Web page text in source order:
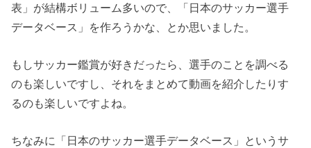
表」が結構ボリューム多いので、「日本のサッカー選手
データベース」を作ろうかな、とか思いました。
もしサッカー鑑賞が好きだったら、選手のことを調べる
のも楽しいですし、それをまとめて動画を紹介したりす
るのも楽しいですよね。
ちなみに「日本のサッカー選手データベース」というサ